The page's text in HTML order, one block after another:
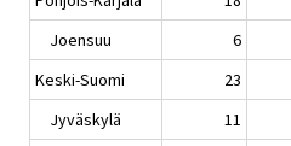
Joensuu
6
Keski-Suomi
23
Jyväskylä
11